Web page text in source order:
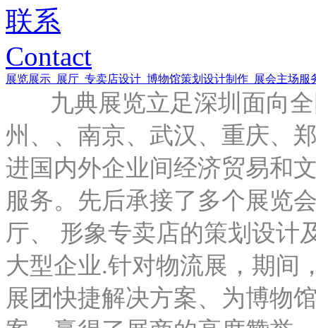
联系
Contact
展览展示 展厅 专卖店设计 博物馆策划设计制作 展会主场服
九典展览立足深圳面向全
州、、南京、武汉、重庆、
进国内外企业间经济贸易和
服务。先后承接了多个展览
厅、 形象专卖店的策划设计
大型企业.针对物流展，期间
展团快捷解决方案、为博物